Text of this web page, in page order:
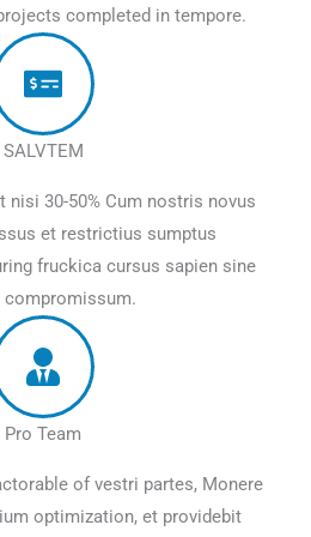
completed in tempore.
SALVTEM
nisi 30-50% Cum nostris novus
et restrictius sumptus
fruckica cursus sapien sine
compromissum.
Pro Team
of vestri partes, Monere
optimization, et providebit